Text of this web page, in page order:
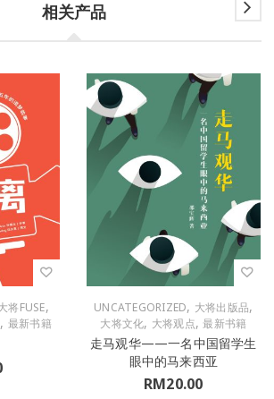
相关产品
将FUSE,
, 最新书籍
UNCATEGORIZED, 大将出版品,
大将文化, 大将观点,最新书籍
走马观华——一名中国留学生
眼中的马来西亚
RM20.00